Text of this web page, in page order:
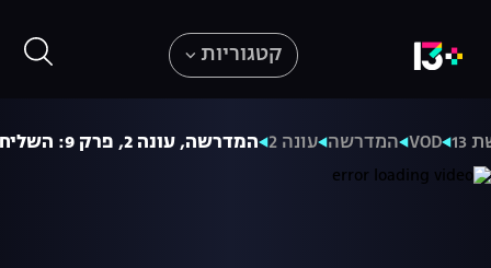
קטגוריות
13
VOD המדרשה עונה 2 המדרשה, עונה 2, פרק 9: השליח